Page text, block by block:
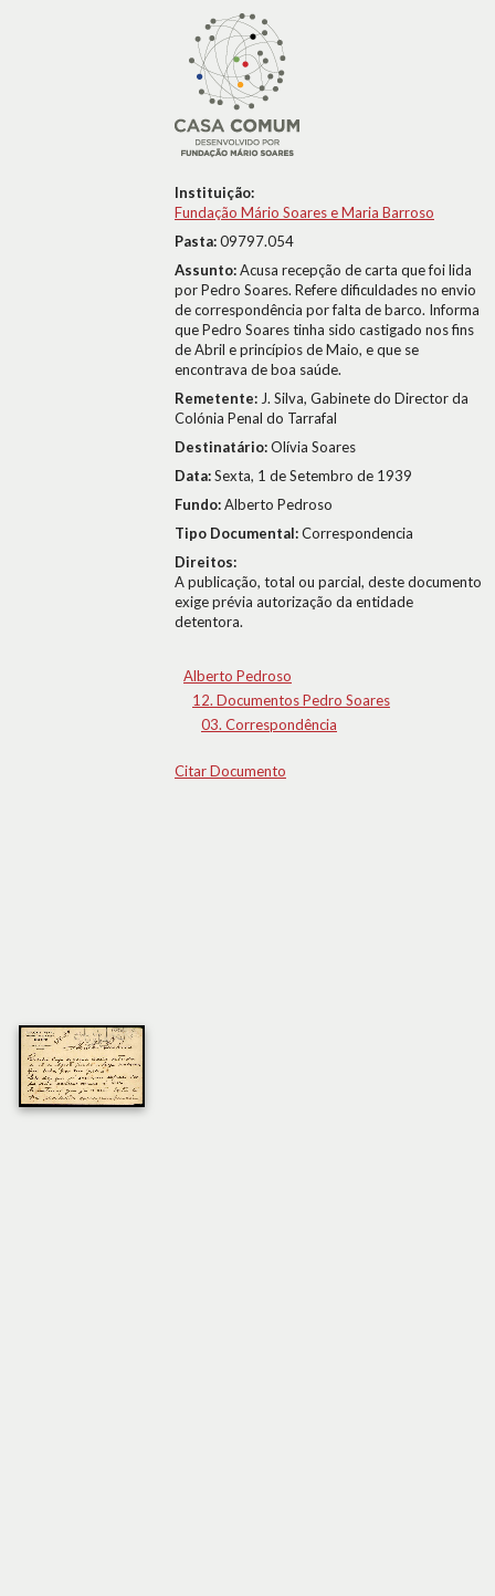
Instituição:
Fundação Mário Soares e Maria Barroso
Pasta:09797.054
Assunto:Acusa recepção de carta que foi lida
por Pedro Soares. Refere dificuldades no envio
de correspondência por falta de barco. Informa
que Pedro Soares tinha sido castigado nos fins
de Abril e princípios de Maio, e que se
encontrava de boa saúde.
Remetente: J. Silva, Gabinete do Director da
Colónia Penal do Tarrafal
Destinatário:Olívia Soares
Data:Sexta, 1 de Setembro de 1939
Fundo:Alberto Pedroso
Tipo Documental:Correspondencia
Direitos:
A publicação, total ou parcial, deste documento
exige prévia autorização da entidade
detentora.
Alberto Pedroso
12. Documentos Pedro Soares
03. Correspondência
Citar Documento